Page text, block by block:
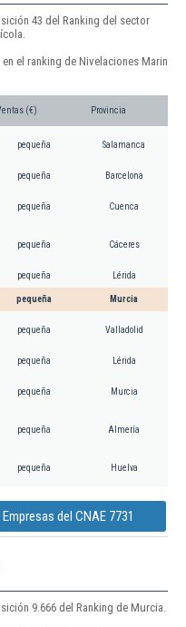
43 del Ranking del sector
el ranking de Nivelaciones Marin
(€) Provincia
pequeña Salamanca
pequeña Barcelona
pequeña Cuenca
pequeña Cáceres
pequeña Lérida
pequeña Murcia
pequeña Valladolid
pequeña Lérida
pequeña Murcia
pequeña Almería
pequeña Huelva
del CNAE 7731
9.666 del Ranking de Murcia.